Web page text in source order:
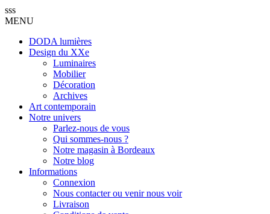
sss
MENU
DODA lumières
Design du XXe
Luminaires
Mobilier
Décoration
Archives
Art contemporain
Notre univers
Parlez-nous de vous
Qui sommes-nous ?
Notre magasin à Bordeaux
Notre blog
Informations
Connexion
Nous contacter ou venir nous voir
Livraison